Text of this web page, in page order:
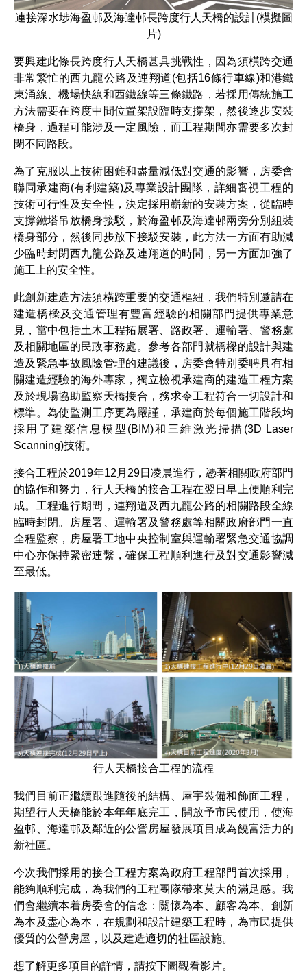
連接深水埗海盈邨及海達邨長跨度行人天橋的設計(模擬圖
片)
要興建此條長跨度行人天橋甚具挑戰性，因為須橫跨交通
非常繁忙的西九龍公路及連翔道(包括16條行車線)和港鐵
東涌線、機場快線和西鐵線等三條鐵路，若採用傳統施工
方法需要在跨度中間位置架設臨時支撐架，然後逐步安裝
橋身，過程可能涉及一定風險，而工程期間亦需要多次封
閉不同路段。
為了克服以上技術困難和盡量減低對交通的影響，房委會
聯同承建商(有利建築)及專業設計團隊，詳細審視工程的
技術可行性及安全性，決定採用嶄新的安裝方案，從臨時
支撐鐵塔吊放橋身接駁，於海盈邨及海達邨兩旁分別組裝
橋身部分，然後同步放下接駁安裝，此方法一方面有助減
少臨時封閉西九龍公路及連翔道的時間，另一方面加強了
施工上的安全性。
此創新建造方法須橫跨重要的交通樞紐，我們特別邀請在
建造橋樑及交通管理有豐富經驗的相關部門提供專業意
見，當中包括土木工程拓展署、路政署、運輸署、警務處
及相關地區的民政事務處。參考各部門就橋樑的設計與建
造及緊急事故風險管理的建議後，房委會特別委聘具有相
關建造經驗的海外專家，獨立檢視承建商的建造工程方案
及於現場協助監察天橋接合，務求令工程符合一切設計和
標準。為使監測工序更為嚴謹，承建商於每個施工階段均
採用了建築信息模型(BIM)和三維激光掃描(3D Laser
Scanning)技術。
接合工程於2019年12月29日凌晨進行，憑著相關政府部門
的協作和努力，行人天橋的接合工程在翌日早上便順利完
成。工程進行期間，連翔道及西九龍公路的相關路段全線
臨時封閉。房屋署、運輸署及警務處等相關政府部門一直
全程監察，房屋署工地中央控制室與運輸署緊急交通協調
中心亦保持緊密連繫，確保工程順利進行及對交通影響減
至最低。
行人天橋接合工程的流程
我們目前正繼續跟進隨後的結構、屋宇裝備和飾面工程，
期望行人天橋能於本年年底完工，開放予市民使用，使海
盈邨、海達邨及鄰近的公營房屋發展項目成為饒富活力的
新社區。
今次我們採用的接合工程方案為政府工程部門首次採用，
能夠順利完成，為我們的工程團隊帶來莫大的滿足感。我
們會繼續本着房委會的信念：關懷為本、顧客為本、創新
為本及盡心為本，在規劃和設計建築工程時，為市民提供
優質的公營房屋，以及建造適切的社區設施。
想了解更多項目的詳情，請按下圖觀看影片。